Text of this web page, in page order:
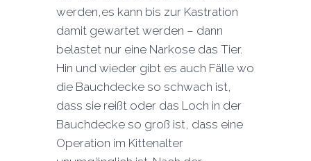
werden,es kann bis zur Kastration
damit gewartet werden – dann
belastet nur eine Narkose das Tier.
Hin und wieder gibt es auch Fälle wo
die Bauchdecke so schwach ist,
dass sie reißt oder das Loch in der
Bauchdecke so groß ist, dass eine
Operation im Kittenalter